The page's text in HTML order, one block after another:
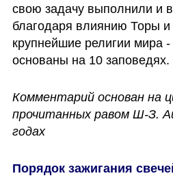
свою задачу выполнили и
благодаря влиянию Торы и
крупнейшие религии мира -
основаны на 10 заповедях.
Комментарий основан на
прочитанных равом Ш-З.
годах
Порядок зажигания